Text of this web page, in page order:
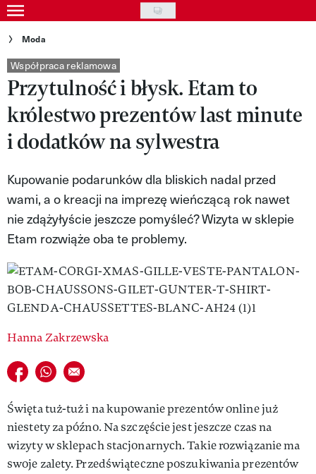
Skip
to
content
Gwiazdy
Ludzie
Moda
Uroda
Kultura
Wideo
Nasze akcje
VIVA!ART
VIVA!MODA
VIVA!LIFESTYLE
VIVA!MAN
VIVA!ITAKA
MAGAZYN VIVA!
Moda
Współpraca reklamowa
Przytulność i błysk. Etam to
królestwo prezentów last minute
i dodatków na sylwestra
Kupowanie podarunków dla bliskich nadal przed
wami, a o kreacji na imprezę wieńczącą rok nawet
nie zdążyłyście jeszcze pomyśleć? Wizyta w sklepie
Etam rozwiąże oba te problemy.
Hanna Zakrzewska
Udostępnij na facebook
Udostępnij na whatsapp
E-mail do przyjaciela
Święta tuż-tuż i na kupowanie prezentów online już
niestety za późno. Na szczęście jest jeszcze czas na
wizyty w sklepach stacjonarnych. Takie rozwiązanie ma
swoje zalety. Przedświąteczne poszukiwania prezentów